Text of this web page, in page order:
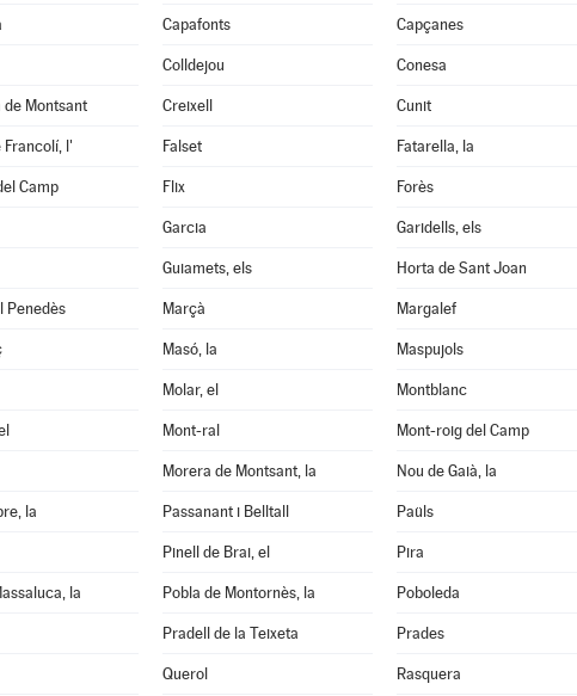
Capafonts Capçanes
Colldejou Conesa
de Montsant Creixell Cunit
Francolí, l' Falset Fatarella, la
Camp Flix Forès
Garcia Garidells, els
Guiamets, els Horta de Sant Joan
Penedès Marçà Margalef
Masó, la Maspujols
Molar, el Montblanc
Mont-ral Mont-roig del Camp
Morera de Montsant, la Nou de Gaià, la
la Passanant i Belltall Paüls
Pinell de Brai, el Pira
la Pobla de Montornès, la Poboleda
Pradell de la Teixeta Prades
Querol Rasquera